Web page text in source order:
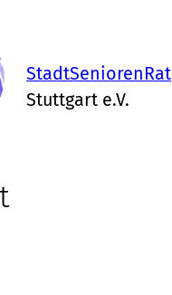
StadtSeniorenRat
Stuttgart e.V.